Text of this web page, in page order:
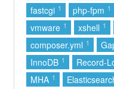
fastcgi 1 php-fpm 1
vmware 1 xshell 1
composer.yml 1
InnoDB 1 Record-
MHA 1